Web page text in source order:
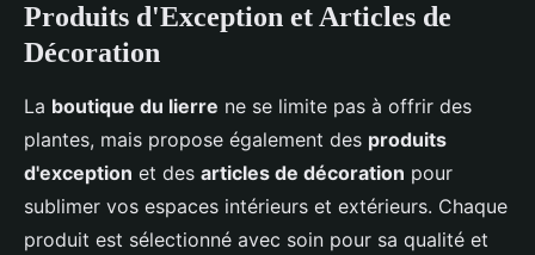
Produits d'Exception et Articles de
Décoration
La boutique du lierre ne se limite pas à offrir des
plantes, mais propose également des produits
d'exception et des articles de décoration pour
sublimer vos espaces intérieurs et extérieurs. Chaque
produit est sélectionné avec soin pour sa qualité et